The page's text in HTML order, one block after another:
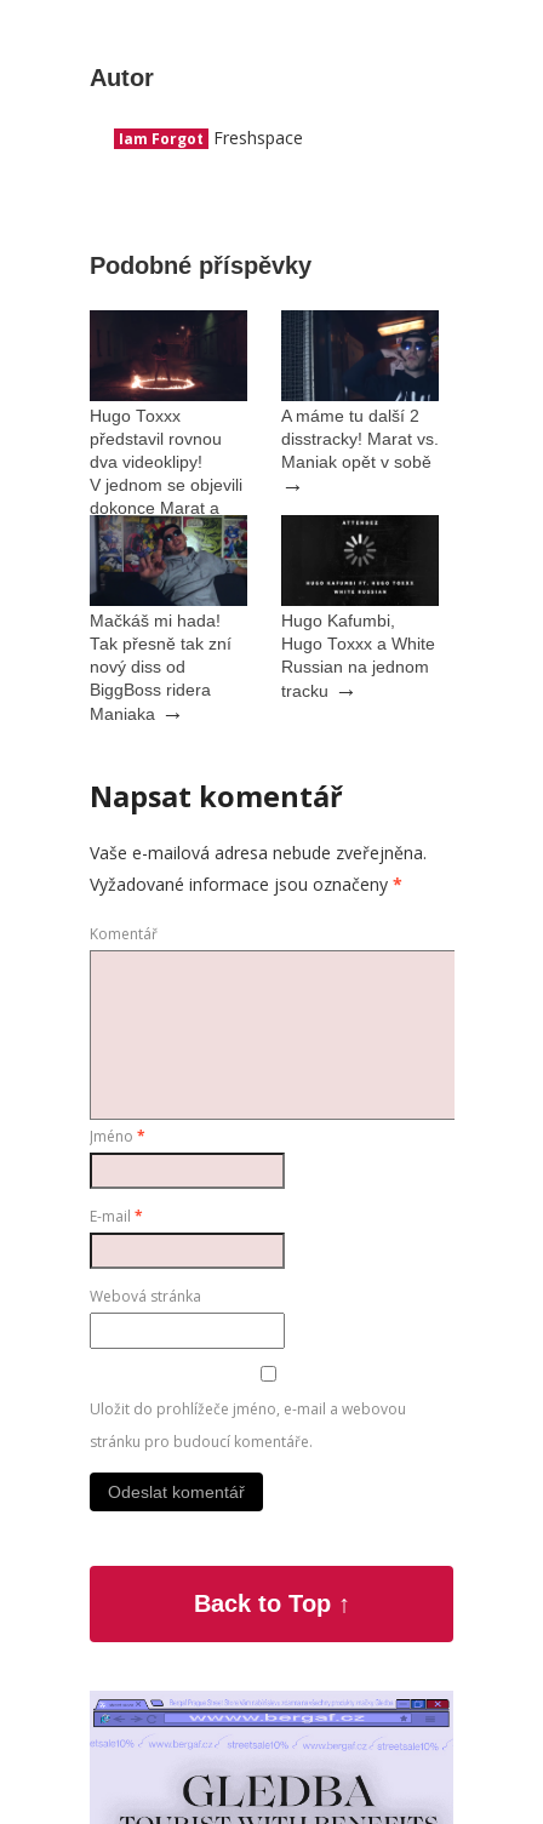
Autor
Iam Forgot Freshspace
Podobné příspěvky
Hugo Toxxx
představil rovnou
dva videoklipy!
V jednom se objevili
dokonce Marat a
White Russian→
A máme tu další 2
disstracky! Marat vs.
Maniak opět v sobě
→
Mačkáš mi hada!
Tak přesně tak zní
nový diss od
BiggBoss ridera
Maniaka →
Hugo Kafumbi,
Hugo Toxxx a White
Russian na jednom
tracku →
Napsat komentář
Vaše e-mailová adresa nebude zveřejněna.
Vyžadované informace jsou označeny *
Komentář
Jméno *
E-mail *
Webová stránka
Uložit do prohlížeče jméno, e-mail a webovou
stránku pro budoucí komentáře.
Back to Top ↑